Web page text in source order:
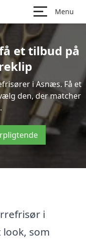
Menu
et tilbud på
i Asnæs. Få et
den, der matcher
i
som